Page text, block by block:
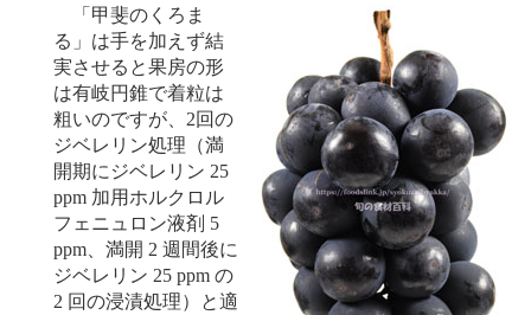
「甲斐のくろま
る」は手を加えず結
実させると果房の形
は有岐円錐で着粒は
粗いのですが、2回の
ジベレリン処理（満
開期にジベレリン 25
ppm 加用ホルクロル
フェニュロン液剤 5
ppm、満開 2 週間後に
ジベレリン 25 ppm の
2 回の浸漬処理）と適